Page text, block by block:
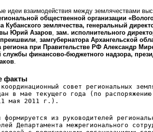
идеи взаимодействия между землячествами
общественной организации
Кубанского землячества, генеральный
Юрий Азаров, зам. исполнительного
, замгубернатора Архангельской
региона при Правительстве РФ Александр
финансово-бюджетного надзора,
.
факты
совет региональных
в мае текущего года (по
мая 2011 г.).
формируется из руководителей
Департамента межрегионального